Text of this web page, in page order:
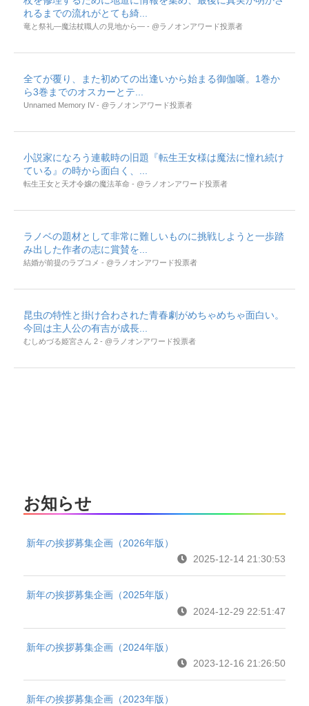
れるまでの流れがとても綺...
竜と祭礼―魔法杖職人の見地から― - @ラノオンアワード投票者
全てが覆り、また初めての出逢いから始まる御伽噺。1巻か
ら3巻までのオスカーとテ...
Unnamed Memory IV - @ラノオンアワード投票者
小説家になろう連載時の旧題『転生王女様は魔法に憧れ続け
ている』の時から面白く、...
転生王女と天才令嬢の魔法革命 - @ラノオンアワード投票者
ラノベの題材として非常に難しいものに挑戦しようと一歩踏
み出した作者の志に賞賛を...
結婚が前提のラブコメ - @ラノオンアワード投票者
昆虫の特性と掛け合わされた青春劇がめちゃめちゃ面白い。
今回は主人公の有吉が成長...
むしめづる姫宮さん 2 - @ラノオンアワード投票者
お知らせ
新年の挨拶募集企画（2026年版）
2025-12-14 21:30:53
新年の挨拶募集企画（2025年版）
2024-12-29 22:51:47
新年の挨拶募集企画（2024年版）
2023-12-16 21:26:50
新年の挨拶募集企画（2023年版）